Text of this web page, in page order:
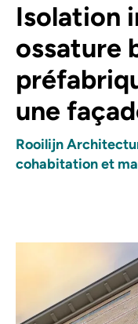
Isolation
ossature
une
Rooilijn
cohabitation et